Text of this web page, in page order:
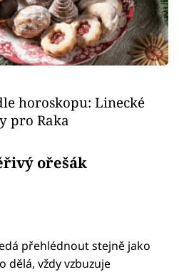
horoskopu: Linecké
pro Raka
ořešák
přehlédnout stejně jako
dělá, vždy vzbuzuje